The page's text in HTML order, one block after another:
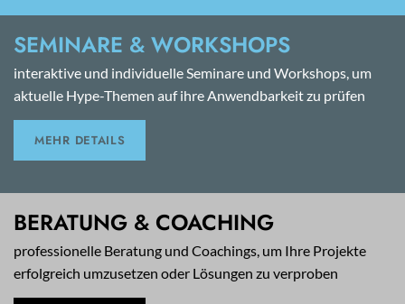
SEMINARE & WORKSHOPS
interaktive und individuelle Seminare und Workshops, um
aktuelle Hype-Themen auf ihre Anwendbarkeit zu prüfen
MEHR DETAILS
BERATUNG & COACHING
professionelle Beratung und Coachings, um Ihre Projekte
erfolgreich umzusetzen oder Lösungen zu verproben